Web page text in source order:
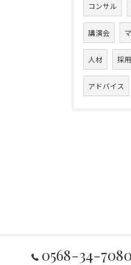
コンサル
講演会
人材 採用
アドバイス
0568-34-7080